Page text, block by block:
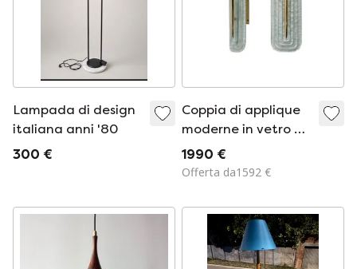
Lampada di design
italiana anni '80
300 €
Coppia di applique
moderne in vetro di
Murano color verde
acqua e ottone,
1990 €
Offerta da1592 €